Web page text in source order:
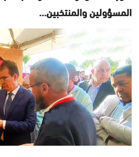
المسؤولين والمنتخبين…